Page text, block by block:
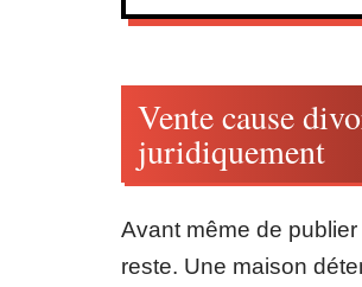
Vente cause
juridiquement
Avant même de
reste. Une maison